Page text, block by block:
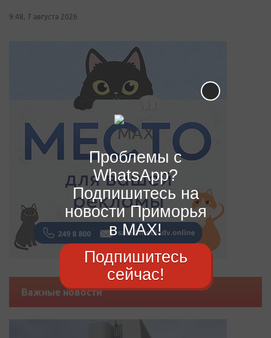
9:48, 7 августа 2026
Важные новости
Проблемы с
WhatsApp?
Подпишитесь на
новости Приморья
в MAX!
Подпишитесь
сейчас!